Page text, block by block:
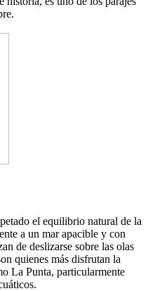
el equilibrio natural de la
a un mar apacible y con
de deslizarse sobre las olas
quienes más disfrutan la
La Punta, particularmente